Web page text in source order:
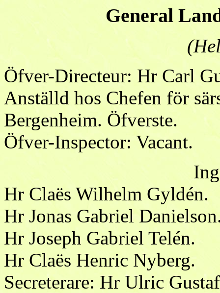
General
Öfver-Directeur: Hr Carl
Anställd hos Chefen för
Bergenheim. Öfverste.
Öfver-Inspector: Vacant.
Hr Claës Wilhelm Gyldén.
Hr Jonas Gabriel
Hr Joseph Gabriel Telén.
Hr Claës Henric Nyberg.
Secreterare: Hr Ulric